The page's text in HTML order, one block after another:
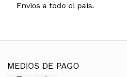
Envios a todo el pais.
MEDIOS DE PAGO